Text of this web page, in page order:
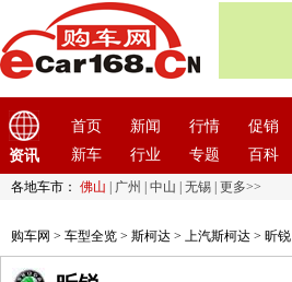
资讯
首页 新闻 行情
促销
新车
行业 专题 百科
各地车市： 佛山 广州 中山 无锡 更多>>
购车网 > 车型全览 > 斯柯达 > 上汽斯柯达 > 昕锐